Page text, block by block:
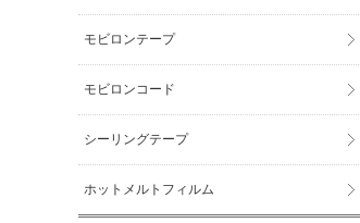
モビロンテープ
モビロンコード
シーリングテープ
ホットメルトフィルム